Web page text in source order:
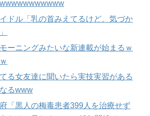
イドル「乳の首みえてるけど、気づか
ーニングみたいな新連載が始まるｗ
る女友達に聞いたら実技実習がある
るwww
府「黒人の梅毒患者399人を治療せず